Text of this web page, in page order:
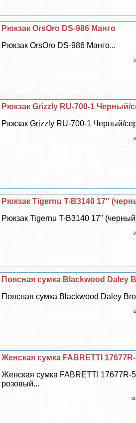
Рюкзак OrsOro DS-986 Манго
Рюкзак OrsOro DS-986 Манго...
Рюкзак Grizzly RU-700-1 Черный/
Рюкзак Grizzly RU-700-1 Черный/
Рюкзак Tigernu T-B3140 17"
Рюкзак Tigernu T-B3140 17"
Поясная сумка Blackwood Daley
Поясная сумка Blackwood Daley
Женская сумка FABRETTI
Женская сумка FABRETTI 17677R-5
розовый...
01